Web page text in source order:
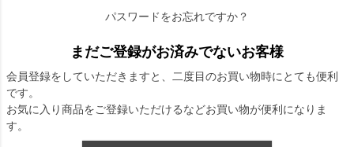
パスワードをお忘れですか？
まだご登録がお済みでないお客様
会員登録をしていただきますと、二度目のお買い物時にとても便利
です。
お気に入り商品をご登録いただけるなどお買い物が便利になりま
す。